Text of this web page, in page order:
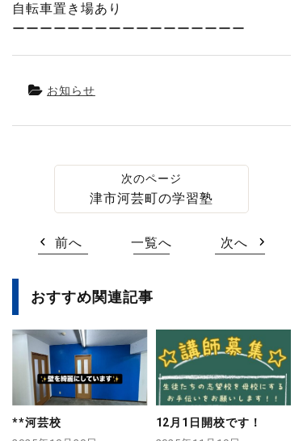
自転車置き場あり
ーーーーーーーーーーーーーーーーー
お知らせ
津市河芸町の学習塾
前へ 一覧へ 次へ
おすすめ関連記事
**河芸校 12月1日開校です！